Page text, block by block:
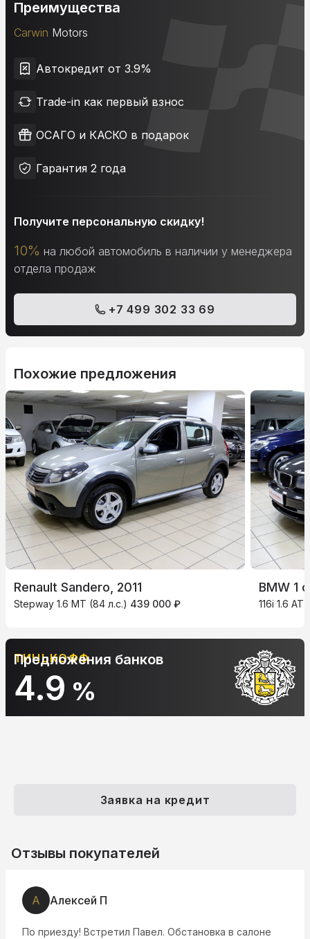
Преимущества
Carwin Motors
Автокредит от 3.9%
Trade-in как первый взнос
ОСАГО и КАСКО в подарок
Гарантия 2 года
Получите персональную скидку!
10% на любой автомобиль в наличии у менеджера
отдела продаж
+7 499 302 33 69
Похожие предложения
Renault Sandero, 2011
Stepway 1.6 MT (84 л.с.) 439 000 ₽
BMW 1
116i 1.6 AT
ТИНЬКОФФ
4.9 %
Предложения банков
Заявка на кредит
Отзывы покупателей
А Алексей П
По приезду! Встретил Павел. Обстановка в салоне